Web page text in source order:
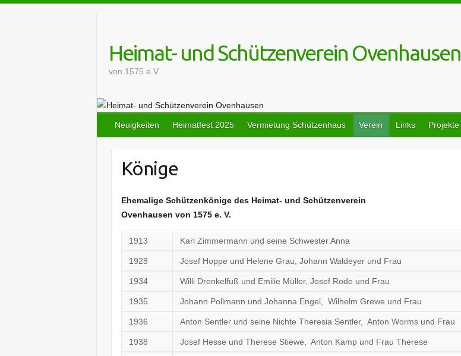
Heimat- und Schützenverein Ovenhausen
von 1575 e.V.
Neuigkeiten Heimatfest 2025 Vermietung Schützenhaus Verein Links Projekte
Könige
Ehemalige Schützenkönigedes Heimat- und Schützenverein
Ovenhausen von 1575 e. V.
1913 Karl Zimmermann und seine Schwester Anna
1928 Josef Hoppe und Helene Grau, Johann Waldeyer und Frau
1934 Willi Drenkelfuß und Emilie Müller, Josef Rode und Frau
1935 Johann Pollmann und Johanna Engel, Wilhelm Grewe und Frau
1936 Anton Sentler und seine Nichte Theresia Sentler, Anton Worms und Frau
1938 Josef Hesse und Therese Stiewe, Anton Kamp und Frau Therese